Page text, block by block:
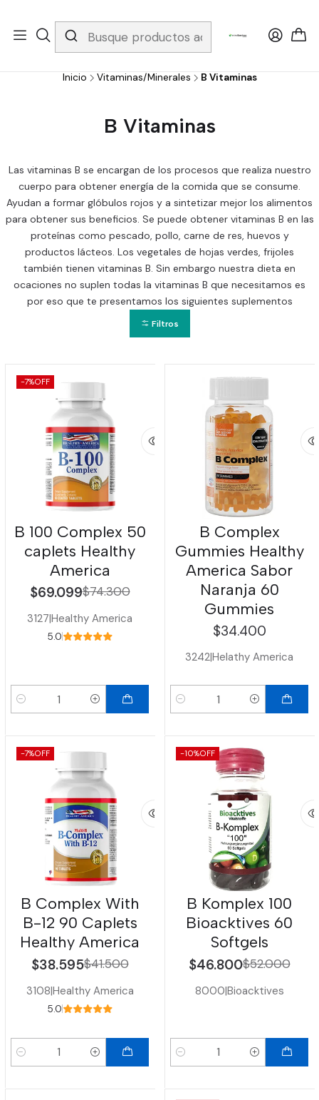
Whatsapp 3229079958/ Fijo 6019251796 / Envios a todo el país y
gratis apartir de 199.000!
Inicio Vitaminas/Minerales B Vitaminas
B Vitaminas
Las vitaminas B se encargan de los procesos que realiza nuestro
cuerpo para obtener energía de la comida que se consume.
Ayudan a formar glóbulos rojos y a sintetizar mejor los alimentos
para obtener sus beneficios. Se puede obtener vitaminas B en las
proteínas como pescado, pollo, carne de res, huevos y
productos lácteos. Los vegetales de hojas verdes, frijoles
también tienen vitaminas B. Sin embargo nuestra dieta en
ocaciones no suplen todas la vitaminas B que necesitamos es
por eso que te presentamos los siguientes suplementos
Filtros
-7%OFF
B 100 Complex 50
caplets Healthy
America
$69.099$74.300
3127|Healthy America
5.0
Cantidad
B Complex
Gummies Healthy
America Sabor
Naranja 60
Gummies
$34.400
3242|Helathy America
Cantidad
-7%OFF
B Complex With
B-12 90 Caplets
Healthy America
$38.595$41.500
3108|Healthy America
5.0
Cantidad
-10%OFF
B Komplex 100
Bioacktives 60
Softgels
$46.800$52.000
8000|Bioacktives
Cantidad